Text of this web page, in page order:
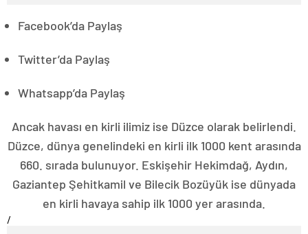
Facebook’da Paylaş
Twitter’da Paylaş
Whatsapp’da Paylaş
Ancak havası en kirli ilimiz ise Düzce olarak belirlendi.
Düzce, dünya genelindeki en kirli ilk 1000 kent arasında
660. sırada bulunuyor. Eskişehir Hekimdağ, Aydın,
Gaziantep Şehitkamil ve Bilecik Bozüyük ise dünyada
en kirli havaya sahip ilk 1000 yer arasında.
/